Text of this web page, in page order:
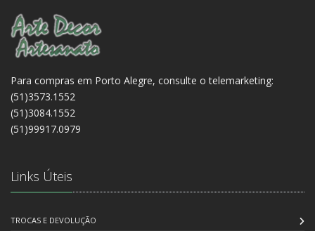
Para compras em Porto Alegre, consulte o telemarketing:
(51)3573.1552
(51)3084.1552
(51)99917.0979
Links Úteis
TROCAS E DEVOLUÇÃO